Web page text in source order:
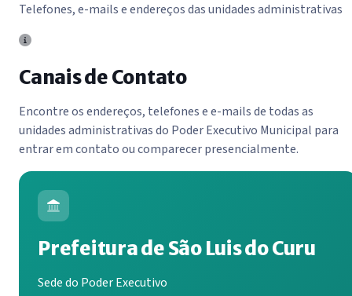
Telefones, e-mails e endereços das unidades administrativas
Canais de Contato
Encontre os endereços, telefones e e-mails de todas as
unidades administrativas do Poder Executivo Municipal para
entrar em contato ou comparecer presencialmente.
Prefeitura de São Luis do Curu
Sede do Poder Executivo